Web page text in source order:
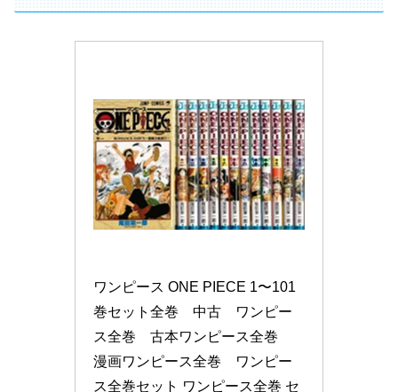
ワンピース ONE PIECE 1〜101
巻セット全巻　中古　ワンピー
ス全巻　古本ワンピース全巻
漫画ワンピース全巻　ワンピー
ス全巻セット ワンピース全巻 セ